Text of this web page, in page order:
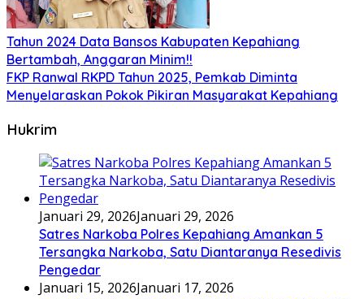
Tahun 2024 Data Bansos Kabupaten Kepahiang
Bertambah, Anggaran Minim!!
FKP Ranwal RKPD Tahun 2025, Pemkab Diminta
Menyelaraskan Pokok Pikiran Masyarakat Kepahiang
Hukrim
Januari 29, 2026Januari 29, 2026
Satres Narkoba Polres Kepahiang Amankan 5
Tersangka Narkoba, Satu Diantaranya Resedivis
Pengedar
Januari 15, 2026Januari 17, 2026